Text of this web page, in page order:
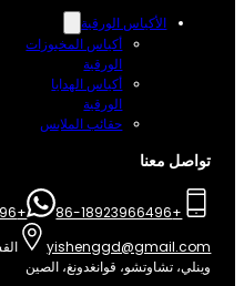
الأكياس الورقية
أكياس المخبوزات
أكياس الهدايا
حقائب الملابس
معنا
+86-18923966496
القسم
تشاوتشو، قوانغدونغ، الصين